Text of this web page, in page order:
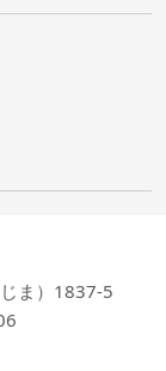
ま）1837-5